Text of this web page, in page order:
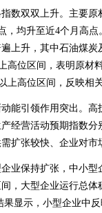
数双双上升。主要原
，均升至近4个月高
上升，其中石油煤
高位区间，表明原材
上高位区间，反映相
能引领作用突出。
经营活动预期指数分
扩张较快、企业对市
业保持扩张，中小
，大型企业运行总体
果显示，小型企业中